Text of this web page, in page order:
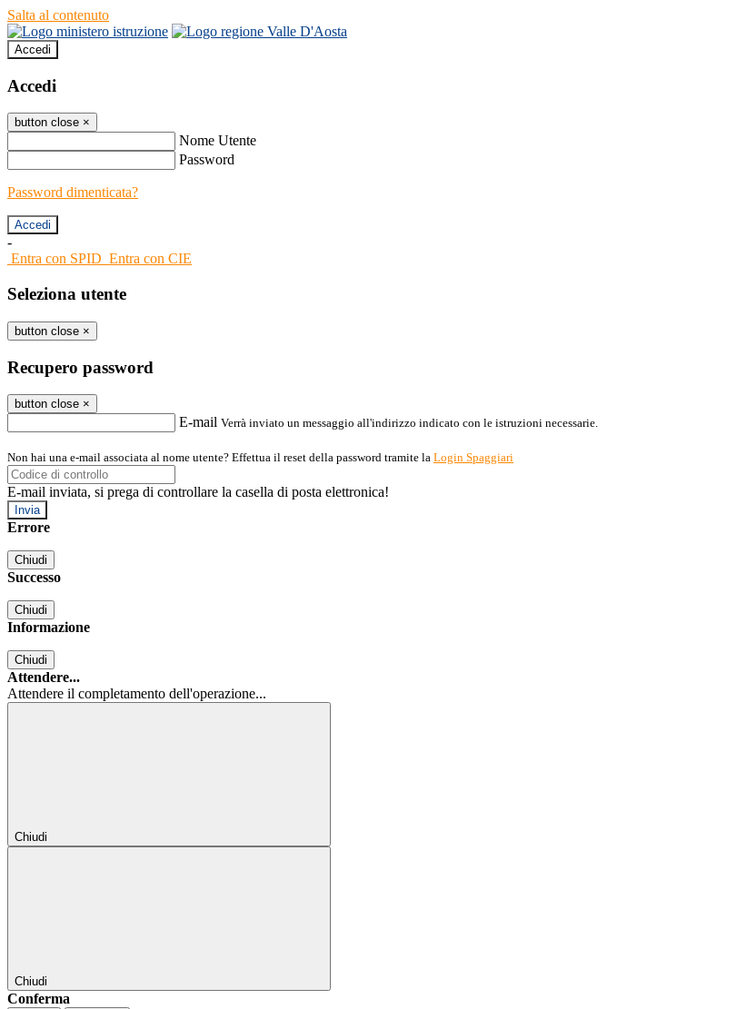
Salta al contenuto
Accedi
Accedi
button close ×
Nome Utente
Password
Password dimenticata?
-
Entra con SPID Entra con CIE
Seleziona utente
button close ×
Recupero password
button close ×
E-mail Verrà inviato un messaggio all'indirizzo indicato con le istruzioni necessarie.
Non hai una e-mail associata al nome utente? Effettua il reset della password tramite la Login Spaggiari
E-mail inviata, si prega di controllare la casella di posta elettronica!
Errore
Chiudi
Successo
Chiudi
Informazione
Chiudi
Attendere...
Attendere il completamento dell'operazione...
Chiudi
Chiudi
Conferma